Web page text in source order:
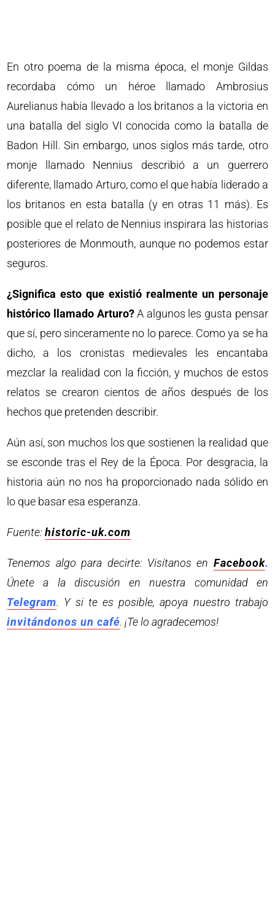
En otro poema de la misma época, el monje Gildas
recordaba cómo un héroe llamado Ambrosius
Aurelianus había llevado a los britanos a la victoria en
una batalla del siglo VI conocida como la batalla de
Badon Hill. Sin embargo, unos siglos más tarde, otro
monje llamado Nennius describió a un guerrero
diferente, llamado Arturo, como el que había liderado a
los britanos en esta batalla (y en otras 11 más). Es
posible que el relato de Nennius inspirara las historias
posteriores de Monmouth, aunque no podemos estar
seguros.
¿Significa esto que existió realmente un personaje
histórico llamado Arturo?A algunos les gusta pensar
que sí, pero sinceramente no lo parece. Como ya se ha
dicho, a los cronistas medievales les encantaba
mezclar la realidad con la ficción, y muchos de estos
relatos se crearon cientos de años después de los
hechos que pretenden describir.
Aún así, son muchos los que sostienen la realidad que
se esconde tras el Rey de la Época. Por desgracia, la
historia aún no nos ha proporcionado nada sólido en
lo que basar esa esperanza.
Fuente:historic-uk.com
Tenemos algo para decirte: Visítanos en Facebook.
Únete a la discusión en nuestra comunidad en
Telegram. Y si te es posible, apoya nuestro trabajo
invitándonos un café. ¡Te lo agradecemos!